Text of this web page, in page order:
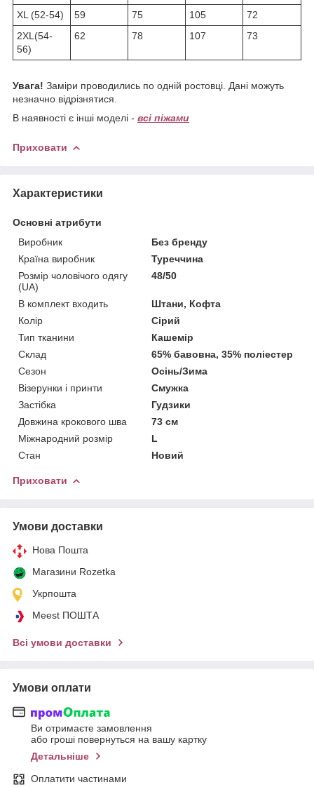
ХL (52-54)
59 75 105
72
2XL(54-
56)
62 78 107 73
Увага! Заміри проводились по одній ростовці. Дані можуть
незначно відрізнятися.
В наявності є інші моделі - всі піжами
Приховати
Характеристики
Основні атрибути
Виробник
Без бренду
Країна виробник
Туреччина
Розмір чоловічого одягу
(UA)
48/50
В комплект входить
Штани, Кофта
Колір
Сірий
Тип тканини
Кашемір
Склад
65% бавовна, 35% поліестер
Сезон
Осінь/Зима
Візерунки і принти
Смужка
Застібка
Гудзики
Довжина крокового шва
73 см
Міжнародний розмір
L
Стан
Новий
Приховати
Умови доставки
Нова Пошта
Магазини Rozetka
Укрпошта
Meest ПОШТА
Всі умови доставки
Умови оплати
Ви отримаєте замовлення
або гроші повернуться на вашу картку
Детальніше
Оплатити частинами